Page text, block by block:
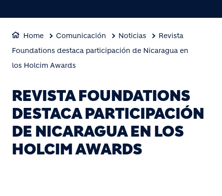
Home Comunicación Noticias
Revista
Foundations destaca participación de Nicaragua en
los Holcim Awards
REVISTA FOUNDATIONS
DESTACA PARTICIPACIÓN
DE NICARAGUA EN LOS
HOLCIM AWARDS